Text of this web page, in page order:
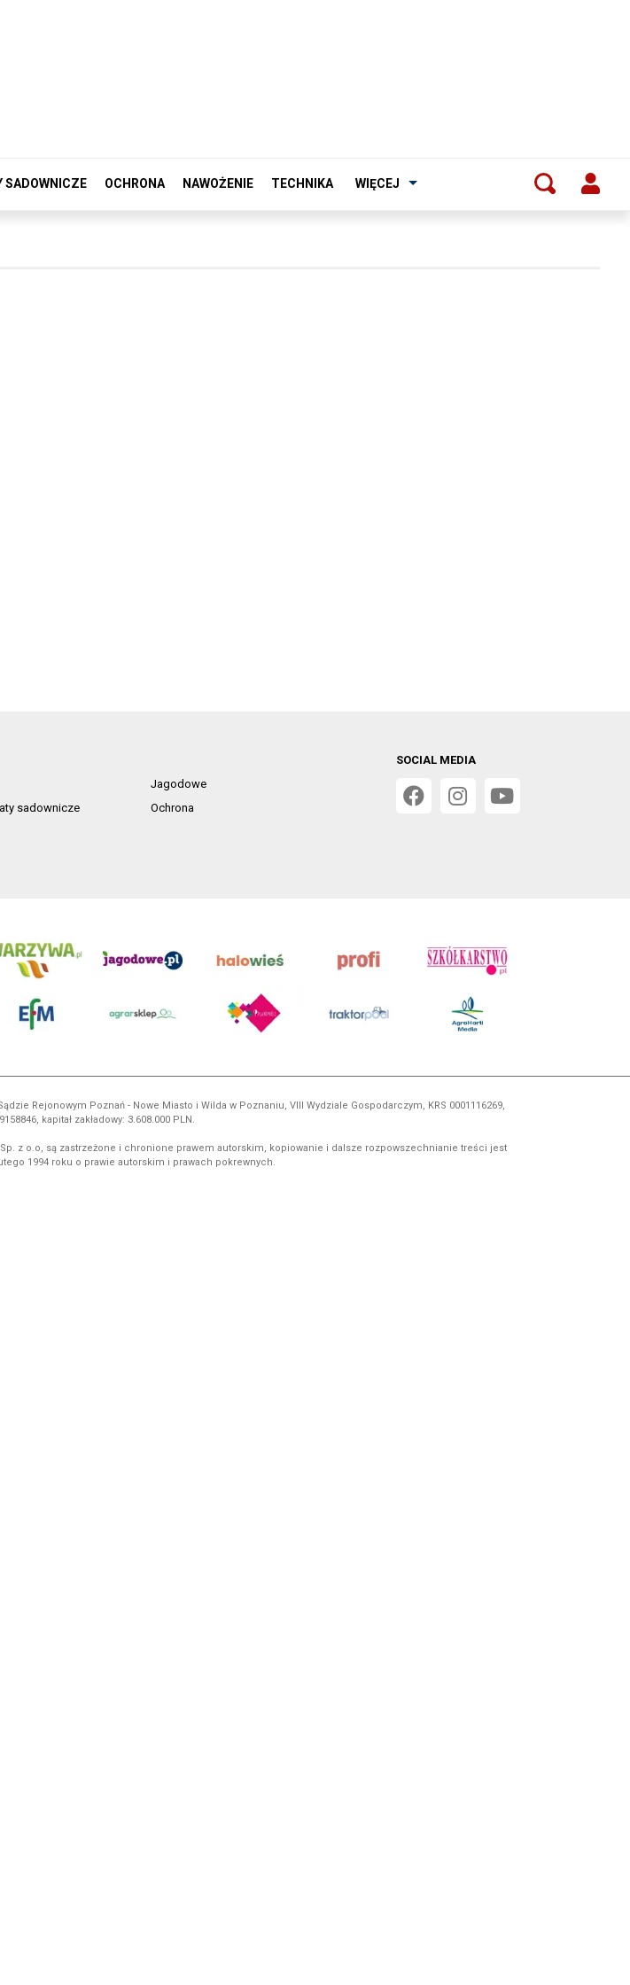
SADOWNICZE OCHRONA NAWOŻENIE TECHNIKA WIĘCEJ
Jagodowe
sadownicze
Ochrona
SOCIAL MEDIA
Rejonowym Poznań - Nowe Miasto i Wilda w Poznaniu, VIII Wydziale Gospodarczym, KRS 0001116269,
kapitał zakładowy: 3.608.000 PLN.
z o.o, są zastrzeżone i chronione prawem autorskim, kopiowanie i dalsze rozpowszechnianie treści jest
1994 roku o prawie autorskim i prawach pokrewnych.